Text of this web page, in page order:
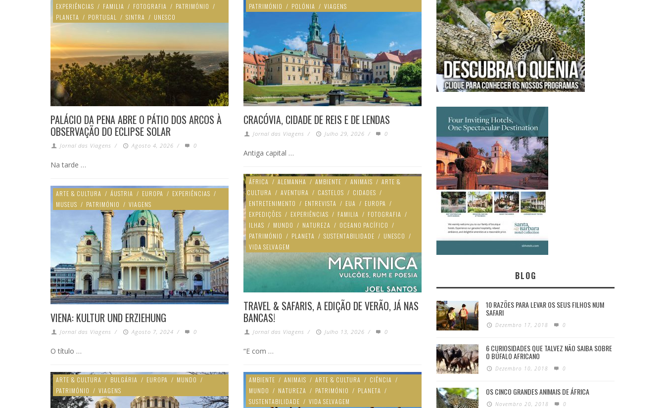
EXPERIÊNCIAS / FAMILIA / FOTOGRAFIA / PATRIMÓNIO /
PLANETA / PORTUGAL / SINTRA / UNESCO
PALÁCIO DA PENA ABRE O PÁTIO DOS ARCOS À
OBSERVAÇÃO DO ECLIPSE SOLAR
Jornal das Viagens / Agosto 4, 2026 / 0
Na tarde …
PATRIMÓNIO / POLÓNIA / VIAGENS
CRACÓVIA, CIDADE DE REIS E DE LENDAS
Jornal das Viagens / Julho 29, 2026 / 0
Antiga capital …
ÁFRICA / ALEMANHA / AMBIENTE / ANIMAIS / ARTE &
CULTURA / AVENTURA / CASTELOS / CIDADES /
ENTRETENIMENTO / ENTREVISTA / EUA / EUROPA /
EXPEDIÇÕES / EXPERIÊNCIAS / FAMILIA / FOTOGRAFIA /
ILHAS / MUNDO / NATUREZA / OCEANO PACÍFICO /
PATRIMÓNIO / PLANETA / SUSTENTABILIDADE / UNESCO /
VIDA SELVAGEM
TRAVEL & SAFARIS, A EDIÇÃO DE VERÃO, JÁ NAS
BANCAS!
Jornal das Viagens / Julho 13, 2026 / 0
“E com …
ARTE & CULTURA / ÁUSTRIA / EUROPA / EXPERIÊNCIAS /
MUSEUS / PATRIMÓNIO / VIAGENS
VIENA: KULTUR UND ERZIEHUNG
Jornal das Viagens / Agosto 7, 2024 / 0
O título …
ARTE & CULTURA / BULGÁRIA / EUROPA / MUNDO /
PATRIMÓNIO / VIAGENS
AMBIENTE / ANIMAIS / ARTE & CULTURA / CIÊNCIA /
MUNDO / NATUREZA / PATRIMÓNIO / PLANETA /
SUSTENTABILIDADE / VIDA SELVAGEM
BLOG
10 RAZÕES PARA LEVAR OS SEUS FILHOS NUM
SAFARI
Dezembro 17, 2018 0
6 CURIOSIDADES QUE TALVEZ NÃO SAIBA SOBRE
O BÚFALO AFRICANO
Dezembro 10, 2018 0
OS CINCO GRANDES ANIMAIS DE ÁFRICA
Novembro 20, 2018 0